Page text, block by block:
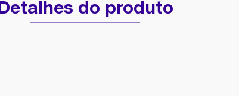
Detalhes do produto